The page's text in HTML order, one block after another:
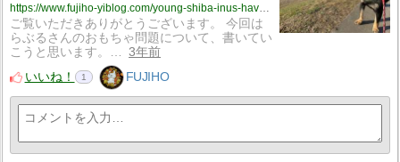
ご覧いただきありがとうございます。 今回は
らぶるさんのおもちゃ問題について、書いてい
こうと思います。…
3年前
いいね！
1 FUJIHO